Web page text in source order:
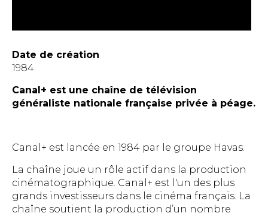
Date de création
1984
Canal+ est une chaîne de télévision
généraliste nationale française privée à péage.
Canal+ est lancée en 1984 par le groupe Havas.
La chaîne joue un rôle actif dans la production
cinématographique. Canal+ est l'un des plus
grands investisseurs dans le cinéma français. La
chaîne soutient la production d’un nombre